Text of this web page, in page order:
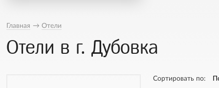
Главная → Отели
Отели в г. Дубовка
Сортировать по: